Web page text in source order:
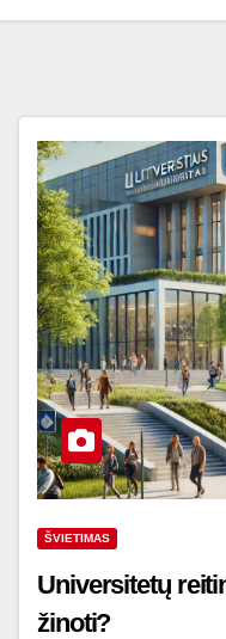
ŠVIETIMAS
Universitetų
žinoti?